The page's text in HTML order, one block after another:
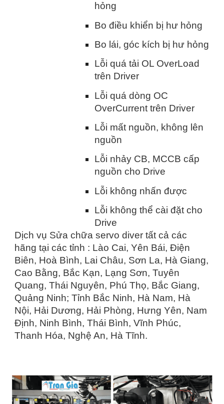
hỏng
Bo điều khiển bị hư hỏng
Bo lái, góc kích bị hư hỏng
Lỗi quá tải OL OverLoad
trên Driver
Lỗi quá dòng OC
OverCurrent trên Driver
Lỗi mất nguồn, không lên
nguồn
Lỗi nhảy CB, MCCB cấp
nguồn cho Drive
Lỗi không nhấn được
Lỗi không thể cài đặt cho
Drive
Dịch vụ Sửa chữa servo diver tất cả các
hãng tại các tỉnh : Lào Cai, Yên Bái, Điện
Biên, Hoà Bình, Lai Châu, Sơn La, Hà Giang,
Cao Bằng, Bắc Kạn, Lạng Sơn, Tuyên
Quang, Thái Nguyên, Phú Thọ, Bắc Giang,
Quảng Ninh; Tỉnh Bắc Ninh, Hà Nam, Hà
Nội, Hải Dương, Hải Phòng, Hưng Yên, Nam
Định, Ninh Bình, Thái Bình, Vĩnh Phúc,
Thanh Hóa, Nghệ An, Hà Tĩnh.